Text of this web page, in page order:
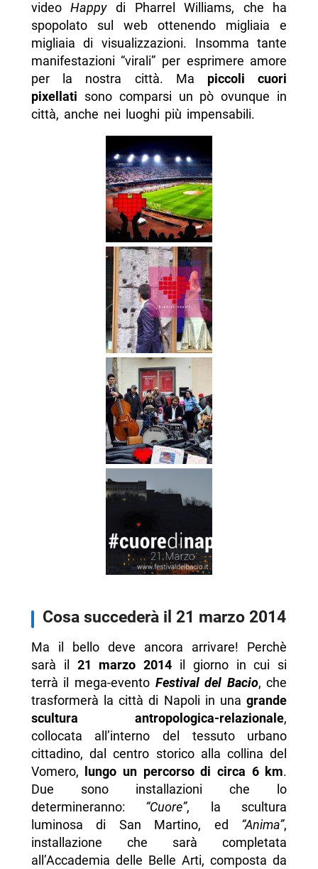
videoHappydi Pharrel Williams, che ha
spopolato sul web ottenendo migliaia e
migliaia di visualizzazioni. Insomma tante
manifestazioni “virali” per esprimere amore
per la nostra città. Ma piccoli cuori
pixellati sono comparsi un pò ovunque in
città, anche nei luoghi più impensabili.
Cosa succederà il 21 marzo 2014
Ma il bello deve ancora arrivare! Perchè
sarà il 21 marzo 2014 il giorno in cui si
terrà il mega-evento Festival del Bacio, che
trasformerà la città di Napoli in unagrande
scultura antropologica-relazionale,
collocata all’interno del tessuto urbano
cittadino, dal centro storico alla collina del
Vomero, lungo un percorso di circa 6 km.
Due sono installazioni che lo
determineranno: “Cuore”, la scultura
luminosa di San Martino, ed “Anima”,
installazione che sarà completata
all’Accademia delle Belle Arti, composta da